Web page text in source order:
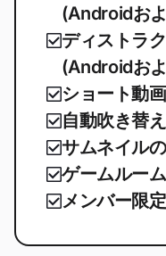
(Androidお
ディストラ
(Androidお
ショート動
自動吹き替
サムネイル
ゲームルー
メンバー限